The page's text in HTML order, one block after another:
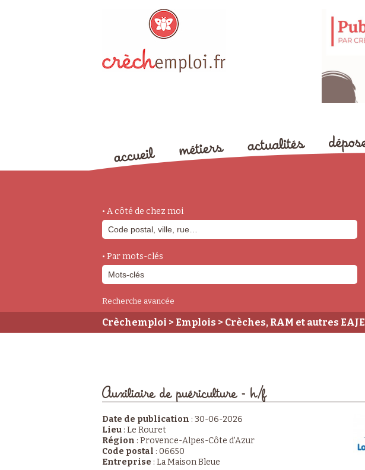
• A côté de chez moi
• Par mots-clés
Recherche avancée
Crèchemploi > Emplois > Crèches, RAM et autres EAJE
Auxiliaire de puériculture - h/f
Date de publication : 30-06-2026
Lieu : Le Rouret
Région : Provence-Alpes-Côte d'Azur
Code postal : 06650
Entreprise : La Maison Bleue